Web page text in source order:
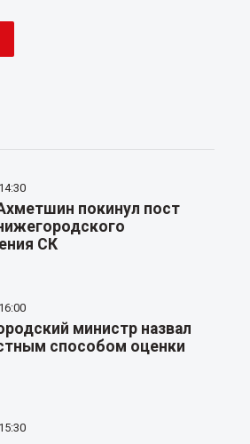
покинул пост
СК
министр назвал
способом оценки